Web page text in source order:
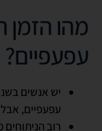
מהו הזמן
עפעפיים?
עפעפיים,